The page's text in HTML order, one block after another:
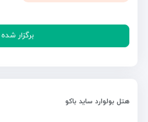
برگزار شده
هتل بولوارد ساید باکو